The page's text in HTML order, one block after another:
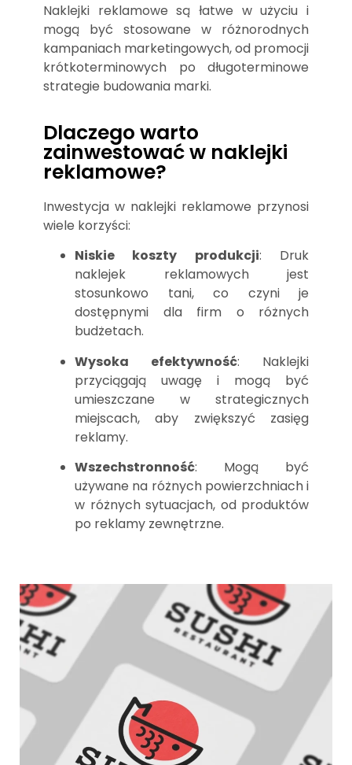
Naklejki reklamowe są łatwe w użyciu i
mogą być stosowane w różnorodnych
kampaniach marketingowych, od promocji
krótkoterminowych po długoterminowe
strategie budowania marki.
Dlaczego warto
zainwestować w naklejki
reklamowe?
Inwestycja w naklejki reklamowe przynosi
wiele korzyści:
Niskie koszty produkcji: Druk
naklejek reklamowych jest
stosunkowo tani, co czyni je
dostępnymi dla firm o różnych
budżetach.
Wysoka efektywność: Naklejki
przyciągają uwagę i mogą być
umieszczane w strategicznych
miejscach, aby zwiększyć zasięg
reklamy.
Wszechstronność: Mogą być
używane na różnych powierzchniach i
w różnych sytuacjach, od produktów
po reklamy zewnętrzne.